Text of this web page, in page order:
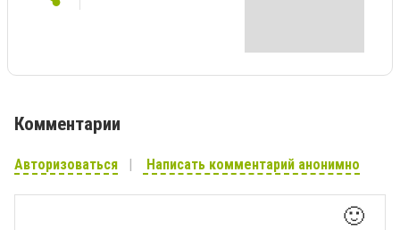
Комментарии
Авторизоваться Написать комментарий анонимно
🙂